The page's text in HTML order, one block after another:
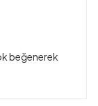
beğenerek